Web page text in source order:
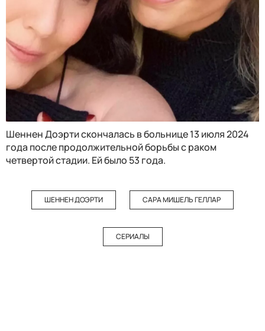
Шеннен Доэрти скончалась в больнице 13 июля 2024
года после продолжительной борьбы с раком
четвертой стадии. Ей было 53 года.
ШЕННЕН ДОЭРТИ САРА МИШЕЛЬ ГЕЛЛАР
СЕРИАЛЫ